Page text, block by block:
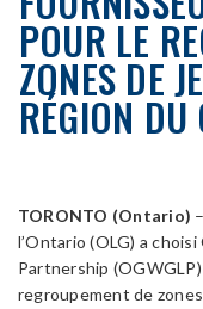
POUR LE
ZONES DE
RÉGION
TORONTO (Ontario)
l’Ontario (OLG) a
Partnership
regroupement de